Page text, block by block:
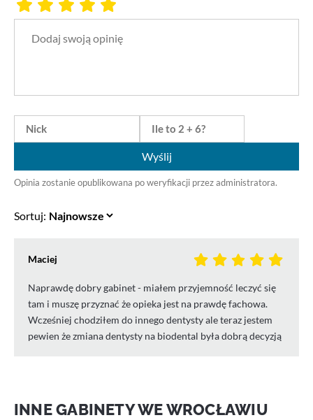
Wyślij
Opinia zostanie opublikowana po weryfikacji przez administratora.
Sortuj:
Maciej
Naprawdę dobry gabinet - miałem przyjemność leczyć się
tam i muszę przyznać że opieka jest na prawdę fachowa.
Wcześniej chodziłem do innego dentysty ale teraz jestem
pewien że zmiana dentysty na biodental była dobrą decyzją
INNE GABINETY WE WROCŁAWIU